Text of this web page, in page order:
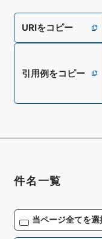
URIをコピー
引用例をコピー
件名一覧
当ページ全てを